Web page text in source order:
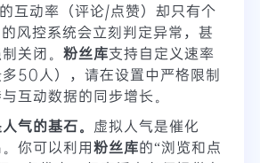
互动率（评论/点赞）却只有个
风控系统会立刻判定异常，甚
关闭。 粉丝库支持自定义速率
多50人），请在设置中严格限制
互动数据的同步增长。
气的基石。 虚拟人气是催化
你可以利用粉丝库的“浏览和点